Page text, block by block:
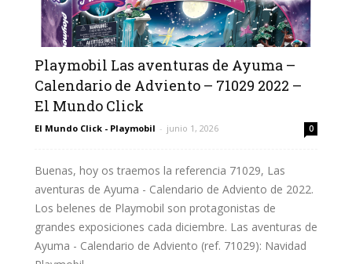
Playmobil Las aventuras de Ayuma –
Calendario de Adviento – 71029 2022 –
El Mundo Click
El Mundo Click - Playmobil - junio 1, 2026 0
Buenas, hoy os traemos la referencia 71029, Las
aventuras de Ayuma - Calendario de Adviento de 2022.
Los belenes de Playmobil son protagonistas de
grandes exposiciones cada diciembre. Las aventuras de
Ayuma - Calendario de Adviento (ref. 71029): Navidad